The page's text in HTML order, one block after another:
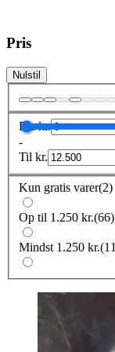
Pris
Nulstil
Frakr.
-
Til kr.
Kun gratis varer(2)
Op til 1.250 kr.(66)
Mindst 1.250 kr.(11